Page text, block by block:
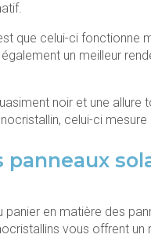
que celui-ci fonctionne
un meilleur
noir et une allure
celui-ci mesure
en matière des
vous offrent